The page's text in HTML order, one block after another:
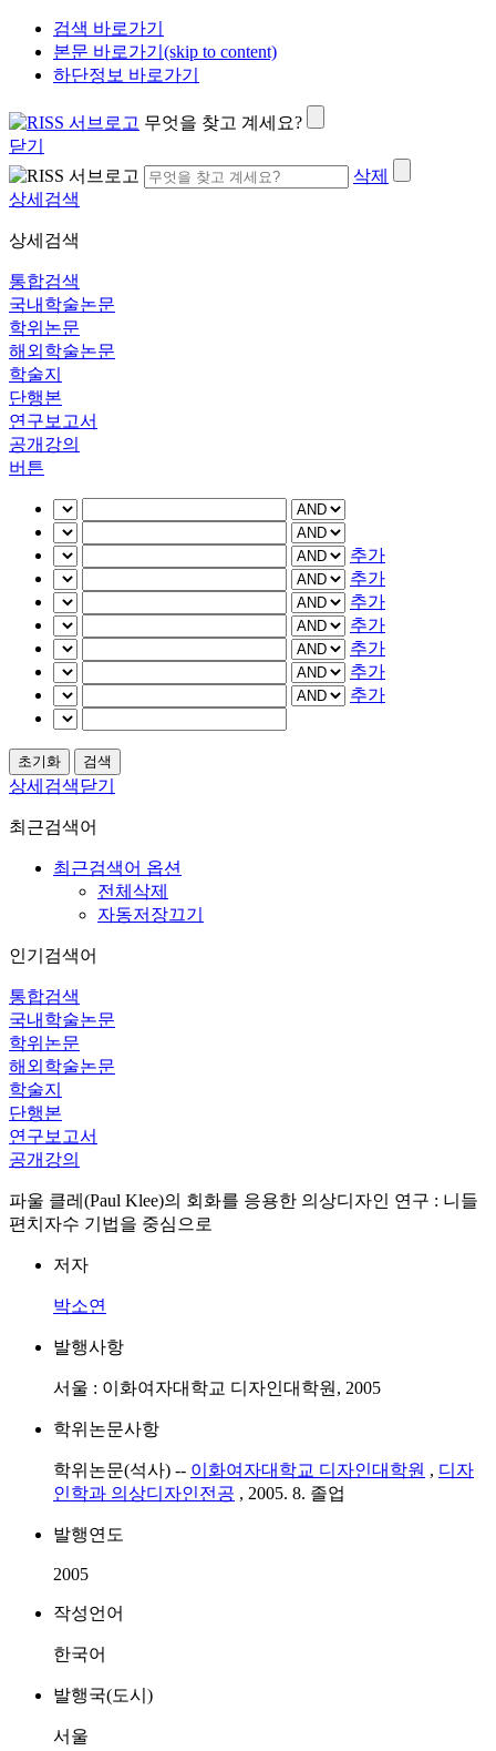
검색 바로가기
본문 바로가기(skip to content)
하단정보 바로가기
무엇을 찾고 계세요?
닫기
삭제
상세검색
상세검색
통합검색
국내학술논문
학위논문
해외학술논문
학술지
단행본
연구보고서
공개강의
버튼
추가
추가
추가
추가
추가
추가
추가
상세검색닫기
최근검색어
최근검색어 옵션
전체삭제
자동저장끄기
인기검색어
통합검색
국내학술논문
학위논문
해외학술논문
학술지
단행본
연구보고서
공개강의
파울 클레(Paul Klee)의 회화를 응용한 의상디자인 연구 : 니들
편치자수 기법을 중심으로
저자
박소연
발행사항
서울 : 이화여자대학교 디자인대학원, 2005
학위논문사항
학위논문(석사) -- 이화여자대학교 디자인대학원 , 디자
인학과 의상디자인전공 , 2005. 8. 졸업
발행연도
2005
작성언어
한국어
발행국(도시)
서울